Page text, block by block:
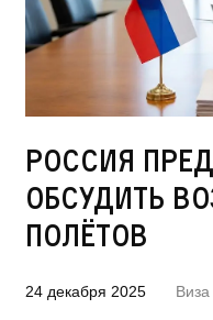
Россия
обсудить
полётов
24 декабря 2025